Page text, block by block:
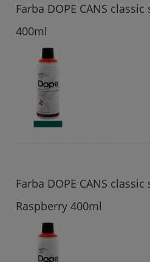
Farba DOPE CANS
400ml
Farba DOPE CANS
Raspberry 400ml